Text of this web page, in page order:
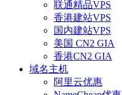
联通精品VPS
香港建站VPS
国内建站VPS
美国 CN2 GIA
香港CN2 GIA
域名主机
阿里云优惠